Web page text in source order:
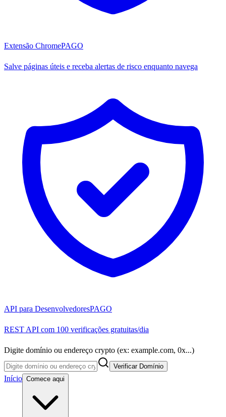
Extensão ChromePAGO
Salve páginas úteis e receba alertas de risco enquanto navega
API para DesenvolvedoresPAGO
REST API com 100 verificações gratuitas/dia
Digite domínio ou endereço crypto (ex: example.com, 0x...)
Verificar Domínio
Início Comece aqui